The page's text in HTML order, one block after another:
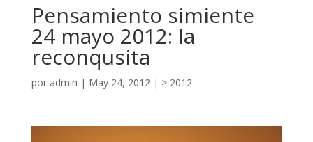
Pensamiento simiente
24 mayo 2012: la
reconqusita
por admin | May 24, 2012| > 2012